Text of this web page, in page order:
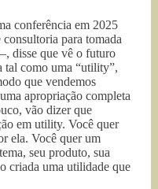
conferência em 2025
para tomada
disse que vê o futuro
tal como uma “utility”,
que vendemos
apropriação completa
vão dizer que
em utility. Você quer
ela. Você quer um
seu produto, sua
criada uma utilidade que